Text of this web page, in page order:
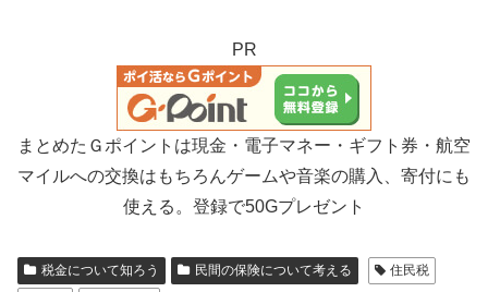
PR
まとめたＧポイントは現金・電子マネー・ギフト券・航空
マイルへの交換はもちろんゲームや音楽の購入、寄付にも
使える。登録で50Gプレゼント
税金について知ろう 民間の保険について考える
住民税